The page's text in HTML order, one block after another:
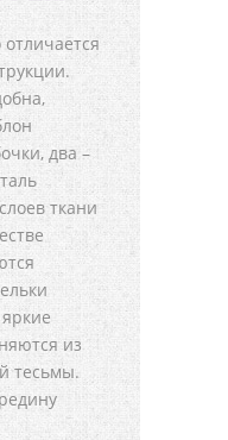
два –
ткани
из
тесьмы.